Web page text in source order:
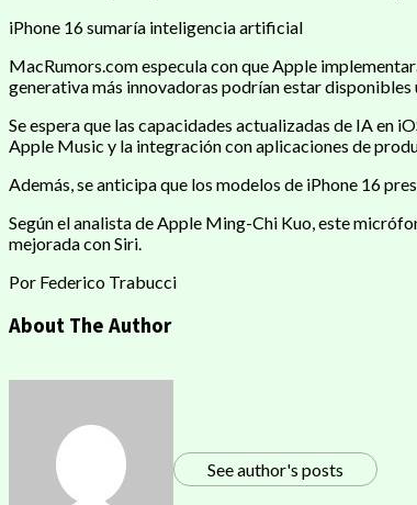
iPhone 16 sumaría inteligencia artificial
MacRumors.com especula con que Apple
generativa más innovadoras podrían estar disponibles
Se espera que las capacidades actualizadas de IA en
Apple Music y la integración con aplicaciones de
Además, se anticipa que los modelos de iPhone 16
Según el analista de Apple Ming-Chi Kuo, este
mejorada con Siri.
Por Federico Trabucci
About The Author
See author's posts